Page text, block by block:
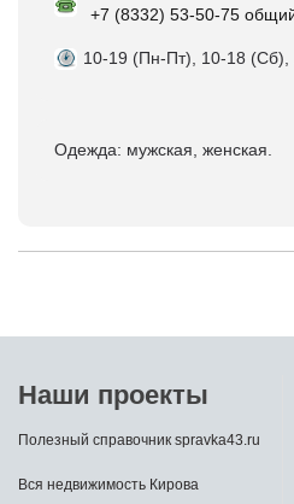
+7 (8332) 53-50-75
10-19 (Пн-Пт), 10-18 (Сб),
Одежда: мужская, женская.
Наши проекты
Полезный справочник spravka43.ru
Вся недвижимость Кирова